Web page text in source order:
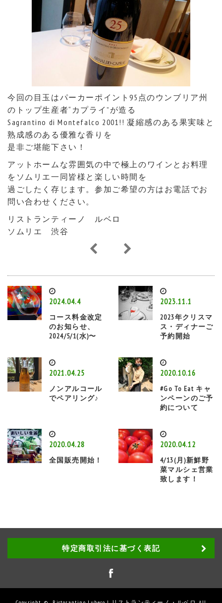
今回の目玉はパーカーポイント95点のウンブリア州
のトップ生産者“カプライ”が造る
Sagrantino di Montefalco 2001!! 凝縮感のある果実味と
熟成感のある優雅な香りを
是非ご堪能下さい！
アットホームな雰囲気の中で極上のワインとお料理
をソムリエ一同皆様と楽しい時間を
過ごしたく存じます。参加ご希望の方はお電話でお
問い合わせください。
リストランティーノ ルベロ
ソムリエ 渋谷
2024.04.4
コース料金改定
のお知らせ、
2024/5/1(水)〜
2023.11.1
2023年クリスマ
ス・ディナーご
予約開始
2021.04.25
ノンアルコール
でペアリング♪
2020.10.16
#Go To Eat キャ
ンペーンのご予
約について
2020.04.28
全国販売開始！
2020.04.12
4/13(月)新鮮野
菜マルシェ営業
致します！
特定商取引法に基づく表記